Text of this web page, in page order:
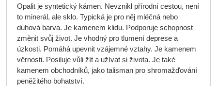
Opalit je syntetický kámen. Nevznikl přírodní cestou, není
to minerál, ale sklo. Typická je pro něj mléčná nebo
duhová barva. Je kamenem klidu. Podporuje schopnost
změnit svůj život. Je vhodný pro tlumení deprese a
úzkosti. Pomáhá upevnit vzájemné vztahy. Je kamenem
věrnosti. Posiluje vůli žít a užívat si života. Je také
kamenem obchodníků, jako talisman pro shromažďování
peněžitého bohatství.